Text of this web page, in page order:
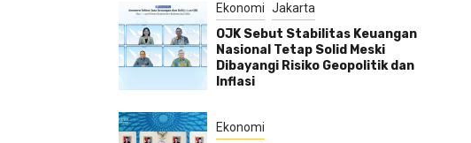
Ekonomi Jakarta
OJK Sebut Stabilitas Keuangan
Nasional Tetap Solid Meski
Dibayangi Risiko Geopolitik dan
Inflasi
Ekonomi